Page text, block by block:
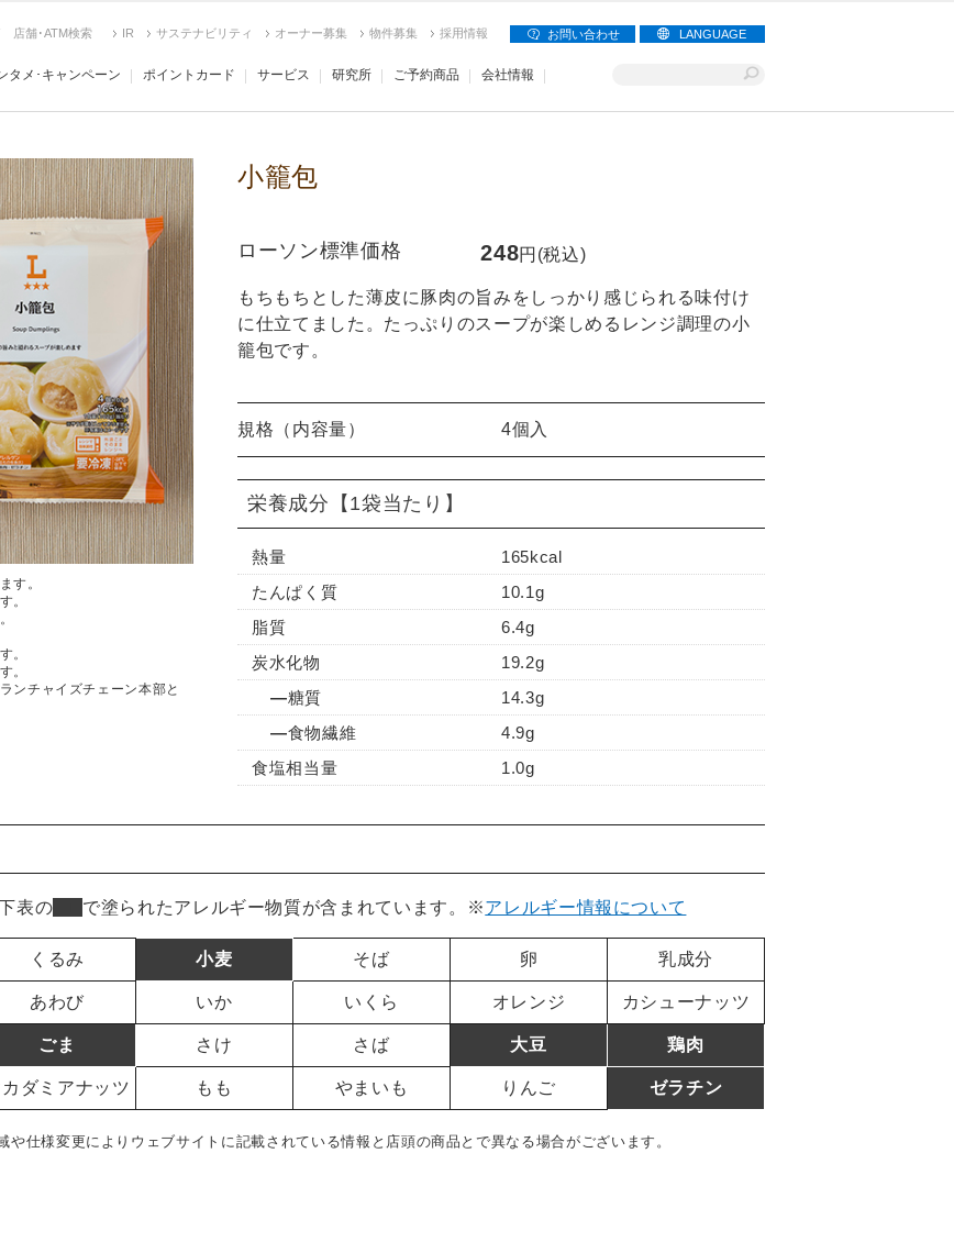
店舗･ATM検索 IR サステナビリティ オーナー募集 物件募集 採用情報 お問い合わせ LANGUAGE
タメ･キャンペーン ポイントカード サービス 研究所 ご予約商品 会社情報
す。
。
。
。
ンチャイズチェーン本部と
小籠包
ローソン標準価格 248円(税込)
もちもちとした薄皮に豚肉の旨みをしっかり感じられる味付け
に仕立てました。たっぷりのスープが楽しめるレンジ調理の小
籠包です。
規格（内容量） 4個入
栄養成分 【1袋当たり】
熱量
165kcal
たんぱく質
10.1g
脂質
6.4g
炭水化物
19.2g
糖質
14.3g
食物繊維
4.9g
食塩相当量
1.0g
表の で塗られたアレルギー物質が含まれています。 ※アレルギー情報について
くるみ 小麦 そば 卵 乳成分
あわび いか いくら オレンジ カシューナッツ
ごま さけ さば 大豆 鶏肉
ダミアナッツ もも やまいも りんご ゼラチン
仕様変更によりウェブサイトに記載されている情報と店頭の商品とで異なる場合がございます。